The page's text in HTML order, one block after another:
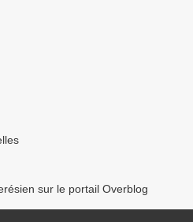
sur le portail Overblog